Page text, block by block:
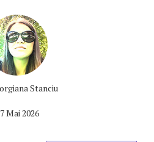
Stanciu
Mai 2026